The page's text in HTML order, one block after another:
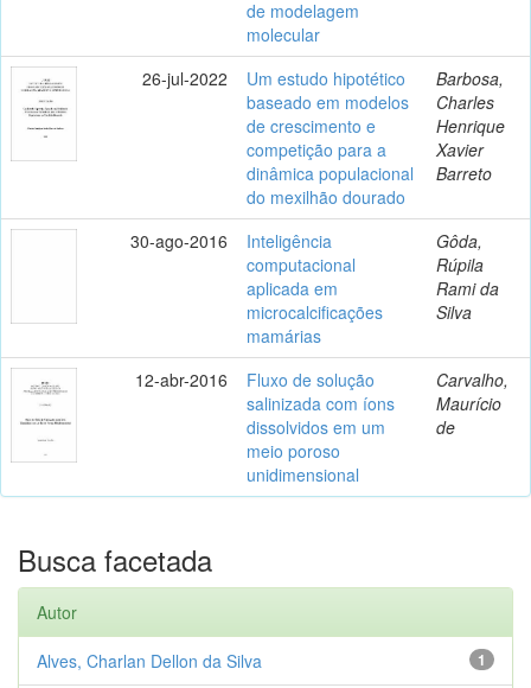
de modelagem
molecular
26-jul-2022
Um estudo hipotético
baseado em modelos
de crescimento e
competição para a
dinâmica populacional
do mexilhão dourado
Barbosa,
Charles
Henrique
Xavier
Barreto
30-ago-2016
Inteligência
computacional
aplicada em
microcalcificações
mamárias
Gôda,
Rúpila
Rami da
Silva
12-abr-2016
Fluxo de solução
salinizada com íons
dissolvidos em um
meio poroso
unidimensional
Carvalho,
Maurício
de
Busca facetada
Autor
1
Alves, Charlan Dellon da Silva